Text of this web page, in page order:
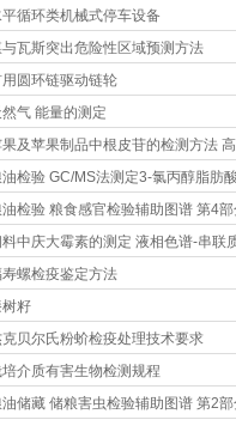
循环类机械式停车设备
瓦斯突出危险性区域预测方法
圆环链驱动链轮
然气 能量的测定
及苹果制品中根皮苷的检测方法
检验 GC/MS法测定3-氯丙醇脂肪
检验 粮食感官检验辅助图谱 第4
中庆大霉素的测定 液相色谱-串联
螺检疫鉴定方法
籽
贝尔氏粉蚧检疫处理技术要求
介质有害生物检测规程
储藏 储粮害虫检验辅助图谱 第2